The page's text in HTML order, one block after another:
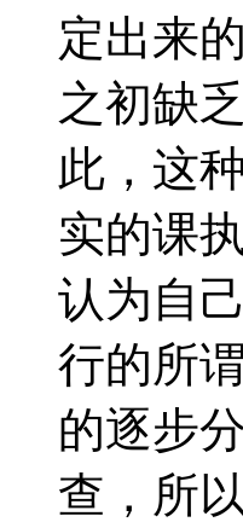
定出来
之初缺
此，这
实的课
认为自
行的所
的逐步
查，所